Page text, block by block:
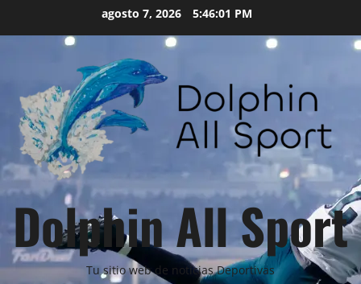
agosto 7, 2026 5:46:03 PM
Dolphin All Sport
Tu sitio web de noticias Deportivas